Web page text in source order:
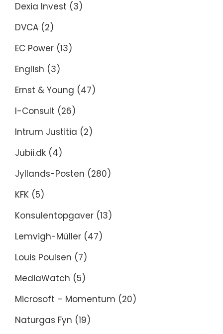
Dexia Invest (3)
DVCA (2)
EC Power (13)
English (3)
Ernst & Young (47)
I-Consult (26)
Intrum Justitia (2)
Jubii.dk (4)
Jyllands-Posten (280)
KFK (5)
Konsulentopgaver (13)
Lemvigh-Müller (47)
Louis Poulsen (7)
MediaWatch (5)
Microsoft – Momentum (20)
Naturgas Fyn (19)